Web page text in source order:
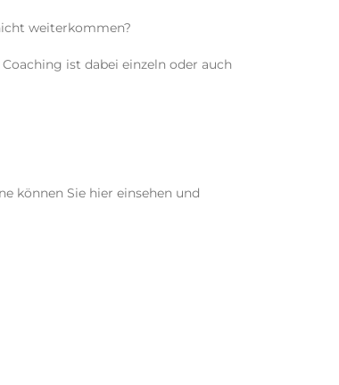
weiterkommen?
ist dabei einzeln oder auch
können Sie hier einsehen und